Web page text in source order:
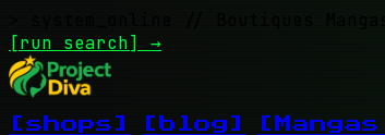
// Boutiques
[run search] →
[shops] [blog]